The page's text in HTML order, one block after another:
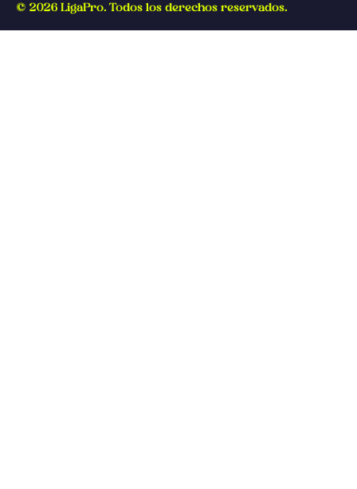
© 2026 LigaPro. Todos los derechos reservados.